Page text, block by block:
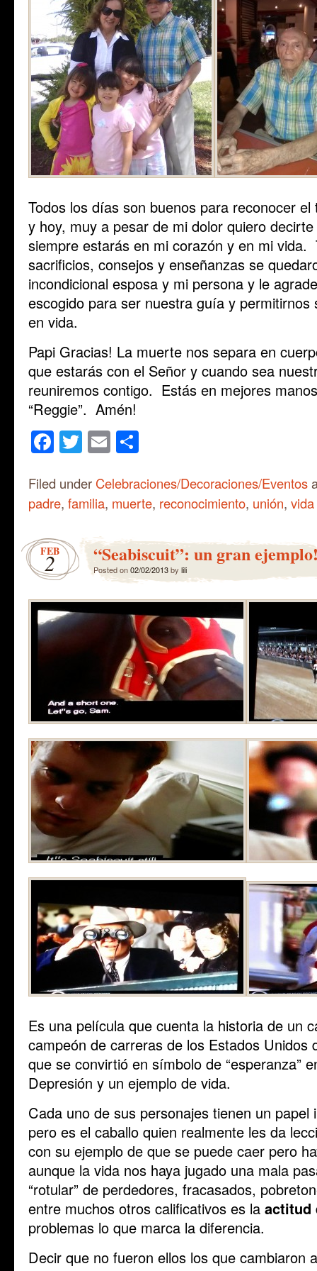
Todos los días son buenos para reconocer
y hoy, muy a pesar de mi dolor quiero
siempre estarás en mi corazón y en mi vida.
sacrificios, consejos y enseñanzas se
incondicional esposa y mi persona y le
escogido para ser nuestra guía y permitirnos
en vida.
Papi Gracias! La muerte nos separa en
que estarás con el Señor y cuando sea
reuniremos contigo. Estás en mejores
“Reggie”. Amén!
Facebook
Twitter
Email
Filed under Celebraciones/Decoraciones/Eventos
padre, familia, muerte, reconocimiento, unión, vida
FEB
2 “Seabiscuit”: un gran
Posted on02/02/2013by lili
Es una película que cuenta la historia de un
campeón de carreras de los Estados Unidos
que se convirtió en símbolo de “esperanza”
Depresión y un ejemplo de vida.
Cada uno de sus personajes tienen un
pero es el caballo quien realmente les da
con su ejemplo de que se puede caer pero
aunque la vida nos haya jugado una mala
“rotular” de perdedores, fracasados,
entre muchos otros calificativos es la actitud
problemas lo que marca la diferencia.
Decir que no fueron ellos los que cambiaron